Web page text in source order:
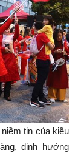
tin của kiều
định hướng